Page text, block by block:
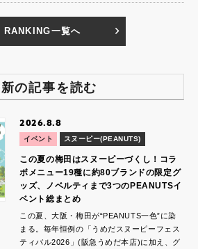
RANKING一覧へ
の記事を読む
2026.8.8
イベント スヌーピー(PEANUTS)
この夏の梅田はスヌーピーづくし！コラ
ボメニュー19種に約80ブランドの限定グ
ッズ、ノベルティまで3つのPEANUTSイ
ベント総まとめ
この夏、大阪・梅田が“PEANUTS一色”に染
まる。毎年恒例の「うめだスヌーピーフェス
ティバル2026」(阪急うめだ本店)に加え、グ